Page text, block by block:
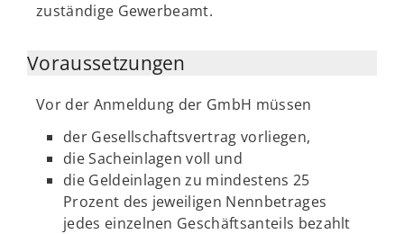
zuständige Gewerbeamt.
Voraussetzungen
Vor der Anmeldung der GmbH müssen
der Gesellschaftsvertrag vorliegen,
die Sacheinlagen voll und
die Geldeinlagen zu mindestens 25
Prozent des jeweiligen Nennbetrages
jedes einzelnen Geschäftsanteils bezahlt